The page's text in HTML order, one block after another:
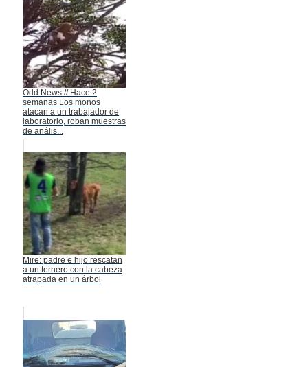
Odd News // Hace 2
semanas Los monos
atacan a un trabajador de
laboratorio, roban muestras
de anális...
Mire: padre e hijo rescatan
a un ternero con la cabeza
atrapada en un árbol